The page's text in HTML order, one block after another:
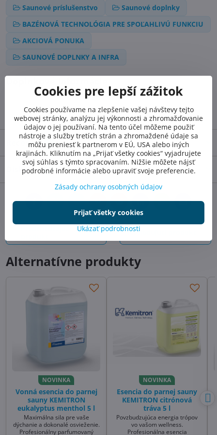
Saunové príslušenstvo
Saunové doplnky
BAZÉNOVÁ TECHNOLÓGIA PRE SPOĽAHLIVÚ FUNKCIU
AKCIOVÁ PONUKA
SAUNOVÉ DOPLNKY A INFRA
Doplnkové informácie
Kategória:
Saunové príslušenstvo
Doba dodania::
3 dni
Recenzie 0
Diskusia 0
FacebookTwitterBlueskyPinterestRedditLinkedInWhatsApp
E-
Nasledujúci produkt
Alternatívne produkty
NOVINKA
Vonná esencia do parnej
sauny KEMITRON
eukalyptus menthol 5 l
Maximálna sila pre vaše
dýchanie a dokonalé osvieženie.
Profesionálny parfumovaný
NOVINKA
Esencia do parnej sauny
KEMITRON citrónová
tráva 5 l
Povzbudzujúca energia trópov
vo vašom wellness.
Profesionálna esencia
Cookies pre lepší zážitok
Cookies používame na zlepšenie vašej návštevy tejto
webovej stránky, analýzu jej výkonnosti a zhromažďovanie
údajov o jej používaní. Na tento účel môžeme použiť
nástroje a služby tretích strán a zhromaždené údaje sa
môžu preniesť k partnerom v EÚ, USA alebo iných
krajinách. Kliknutím na „Prijať všetky cookies“ vyjadrujete
svoj súhlas s týmto spracovaním. Nižšie môžete nájsť
podrobné informácie alebo upraviť svoje preferencie.
Zásady ochrany osobných údajov
Ukázať podrobnosti
Prijať všetky cookies